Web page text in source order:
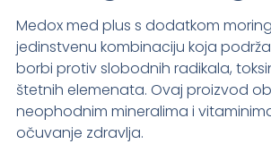
Medox med plus s dodatkom
jedinstvenu kombinaciju koja
borbi protiv slobodnih radikala,
štetnih elemenata. Ovaj proizvod
neophodnim mineralima i
očuvanje zdravlja.